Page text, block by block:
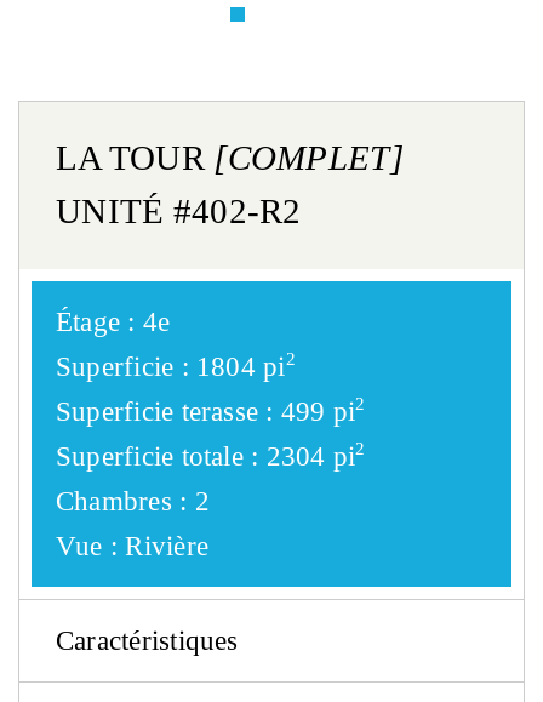
LA TOUR [COMPLET]
UNITÉ #402-R2
Étage : 4e
Superficie : 1804 pi2
Superficie terasse : 499 pi2
Superficie totale : 2304 pi2
Chambres : 2
Vue :Rivière
Caractéristiques